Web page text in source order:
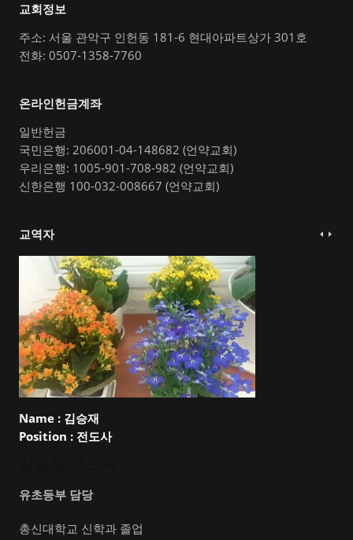
교회정보
주소: 서울 관악구 인헌동 181-6 현대아파트상가 301호
전화: 0507-1358-7760
온라인헌금계좌
일반헌금
국민은행: 206001-04-148682 (언약교회)
우리은행: 1005-901-708-982 (언약교회)
신한은행 100-032-008667 (언약교회)
교역자
Name : 김승재
Position : 전도사
유초등부 담당
총신대학교 신학과 졸업